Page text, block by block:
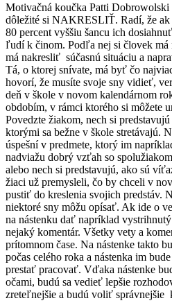
Motivačná koučka Patti
dôležité si NAKRESLIŤ. Radí, že ak
80 percent vyššiu šancu ich
ľudí k činom. Podľa nej si človek
má nakresliť súčasnú situáciu a
Tá, o ktorej snívate, má byť čo
hovorí, že musíte svoje sny vidieť,
deň v škole v novom kalendárnom
obdobím, v rámci ktorého si môžete
Povedzte žiakom, nech si
ktorými sa bežne v škole stretávajú.
úspešní v predmete, ktorý im
nadviažu dobrý vzťah so
alebo nech si predstavujú, ako sú
žiaci už premysleli, čo by chceli v
pustiť do kreslenia svojich predstáv.
niektoré sny môžu opísať. Ak ide o
na nástenku dať napríklad
nejaký komentár. Všetky vety a
prítomnom čase. Na nástenke takto
počas celého roka a nástenka im
prestať pracovať. Vďaka nástenke
očami, budú sa vedieť lepšie
zreteľnejšie a budú voliť správnejšie